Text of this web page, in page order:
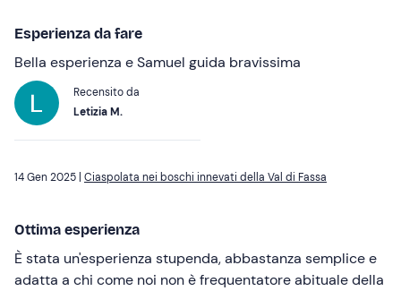
Esperienza da fare
Bella esperienza e Samuel guida bravissima
Recensito da
Letizia M.
14 Gen 2025 | Ciaspolata nei boschi innevati della Val di Fassa
Ottima esperienza
È stata un'esperienza stupenda, abbastanza semplice e
adatta a chi come noi non è frequentatore abituale della